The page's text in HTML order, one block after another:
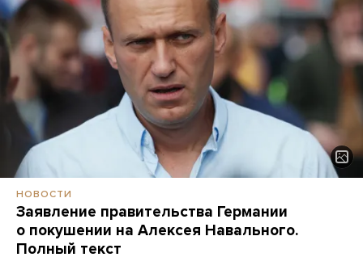
НОВОСТИ
Заявление правительства Германии
о покушении на Алексея Навального.
Полный текст